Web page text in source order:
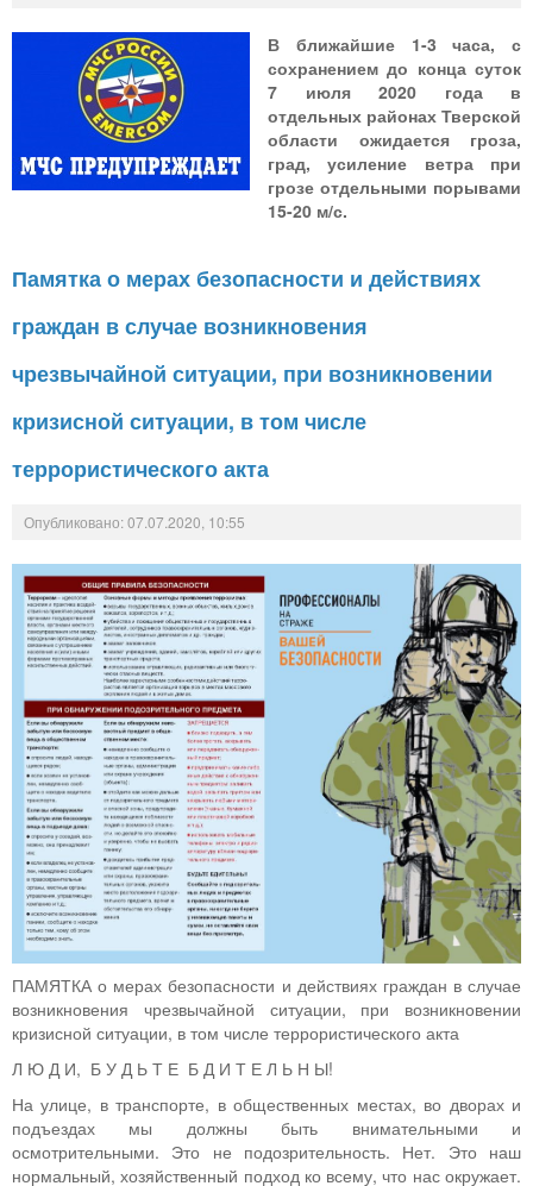
В ближайшие 1-3 часа, с
сохранением до конца суток
7 июля 2020 года в
отдельных районах Тверской
области ожидается гроза,
град, усиление ветра при
грозе отдельными порывами
15-20 м/с.
Памятка о мерах безопасности и действиях
граждан в случае возникновения
чрезвычайной ситуации, при возникновении
кризисной ситуации, в том числе
террористического акта
Опубликовано: 07.07.2020, 10:55
ПАМЯТКА о мерах безопасности и действиях граждан в случае
возникновения чрезвычайной ситуации, при возникновении
кризисной ситуации, в том числе террористического акта
Л Ю Д И, Б У Д Ь Т Е Б Д И Т Е Л Ь Н Ы!
На улице, в транспорте, в общественных местах, во дворах и
подъездах мы должны быть внимательными и
осмотрительными. Это не подозрительность. Нет. Это наш
нормальный, хозяйственный подход ко всему, что нас окружает.